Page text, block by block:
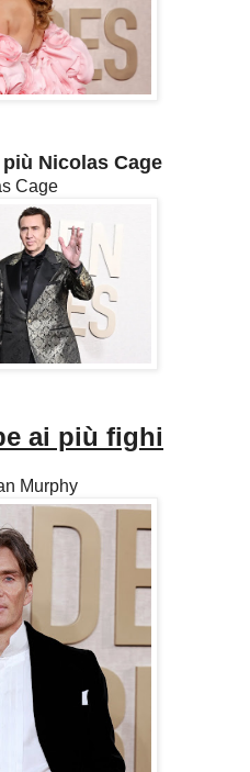
Nicolas Cage
Cage
ai più fighi
Murphy